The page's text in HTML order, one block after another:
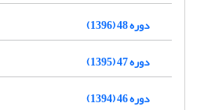
دوره 48 (1396)
دوره 47 (1395)
دوره 46 (1394)